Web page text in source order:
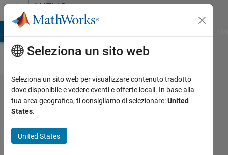
Vai al contenutoMATLAB
Answers
Evaluation
of
Algorithms
Seleziona un sito web
Seleziona un sito web per visualizzare contenuto tradotto
dove disponibile e vedere eventi e offerte locali. In base alla
tua area geografica, ti consigliamo di selezionare:United
States.
United States